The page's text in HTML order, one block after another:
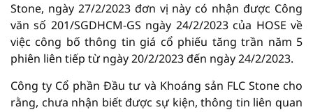
Stone, ngày 27/2/2023 đơn vị này có nhận được Công
văn số 201/SGDHCM-GS ngày 24/2/2023 của HOSE về
việc công bố thông tin giá cổ phiếu tăng trần năm 5
phiên liên tiếp từ ngày 20/2/2023 đến ngày 24/2/2023.
Công ty Cổ phần Đầu tư và Khoáng sản FLC Stone cho
rằng, chưa nhận biết được sự kiện, thông tin liên quan